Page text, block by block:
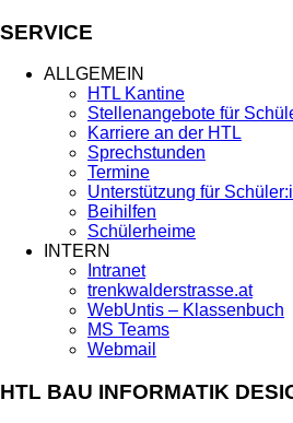
SERVICE
ALLGEMEIN
HTL Kantine
Stellenangebote für
Karriere an der HTL
Sprechstunden
Termine
Unterstützung für
Beihilfen
Schülerheime
INTERN
Intranet
trenkwalderstrasse.at
WebUntis – Klassenbuch
MS Teams
Webmail
HTL BAU INFORMATIK